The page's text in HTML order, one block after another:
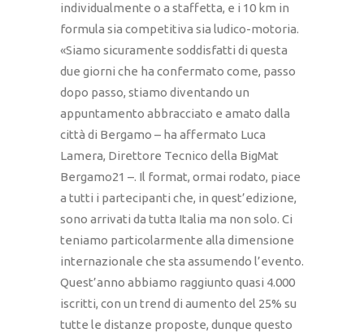
individualmente o a staffetta, e i 10 km in
formula sia competitiva sia ludico-motoria.
«Siamo sicuramente soddisfatti di questa
due giorni che ha confermato come, passo
dopo passo, stiamo diventando un
appuntamento abbracciato e amato dalla
città di Bergamo – ha affermato Luca
Lamera, Direttore Tecnico della BigMat
Bergamo21 –. Il format, ormai rodato, piace
a tutti i partecipanti che, in quest’edizione,
sono arrivati da tutta Italia ma non solo. Ci
teniamo particolarmente alla dimensione
internazionale che sta assumendo l’evento.
Quest’anno abbiamo raggiunto quasi 4.000
iscritti, con un trend di aumento del 25% su
tutte le distanze proposte, dunque questo